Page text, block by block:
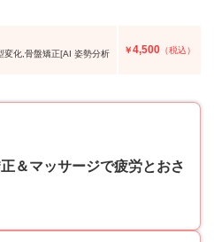
変化,骨盤矯正[AI 姿勢分析
￥4,500 （税込）
＆マッサージで疲労とおさ